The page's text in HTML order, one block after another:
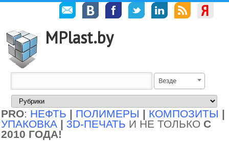
MPlast.by
Везде
PRO: НЕФТЬ | ПОЛИМЕРЫ | КОМПОЗИТЫ |
УПАКОВКА | 3D-ПЕЧАТЬ И НЕ ТОЛЬКО С
2010 ГОДА!